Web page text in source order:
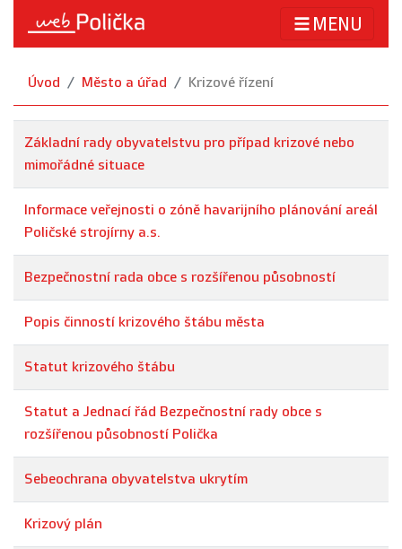
MENU
Úvod Město a úřad Krizové řízení
Základní rady obyvatelstvu pro případ krizové nebo
mimořádné situace
Informace veřejnosti o zóně havarijního plánování areál
Poličské strojírny a.s.
Bezpečnostní rada obce s rozšířenou působností
Popis činností krizového štábu města
Statut krizového štábu
Statut a Jednací řád Bezpečnostní rady obce s
rozšířenou působností Polička
Sebeochrana obyvatelstva ukrytím
Krizový plán